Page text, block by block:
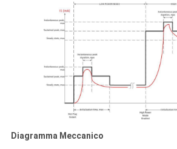
Diagramma Meccanico